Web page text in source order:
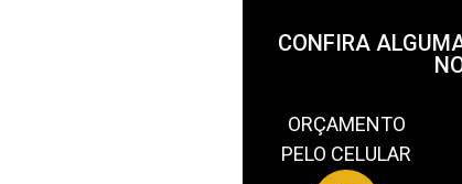
CONFIRA
ORÇAMENTO
PELO CELULAR